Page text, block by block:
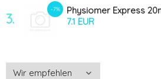
3.
-7%
Physiomer Express
7.1 EUR